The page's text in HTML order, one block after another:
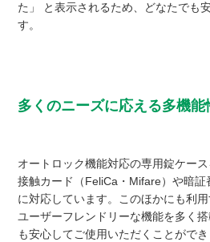
た」 と表示されるため、どなたでも
す。
多くのニーズに応える多機能
オートロック機能対応の専用錠ケー
接触カード（FeliCa・Mifare）や暗
に対応しています。このほかにも利用
ユーザーフレンドリーな機能を多く
も安心してご使用いただくことができ